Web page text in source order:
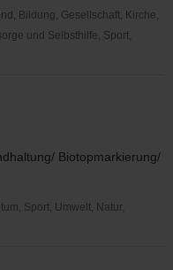
Bildung, Gesellschaft, Kirche,
und Selbsthilfe, Sport,
Biotopmarkierung/
Sport, Umwelt, Natur,